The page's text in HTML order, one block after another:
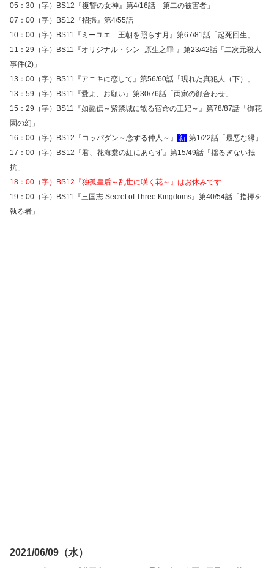
05：30（字）BS12『復讐の女神』第4/16話「第二の被害者」
07：00（字）BS12『招揺』第4/55話
10：00（字）BS11『ミーユエ 王朝を照らす月』第67/81話「起死回生」
11：29（字）BS11『オリジナル・シン -原生之罪-』第23/42話「二次元殺人
事件(2)」
13：00（字）BS11『アニキに恋して』第56/60話「現れた真犯人（下）」
13：59（字）BS11『愛よ、お願い』第30/76話「両家の顔合わせ」
15：29（字）BS11『如懿伝～紫禁城に散る宿命の王妃～』第78/87話「御花
園の幻」
16：00（字）BS12『コッパダン～恋する仲人～』
新 第1/22話「最悪な縁」
17：00（字）BS12『君、花海棠の紅にあらず』第15/49話「揺るぎない抵
抗」
18：00（字）BS12『独孤皇后～乱世に咲く花～』はお休みです
19：00（字）BS11『三国志 Secret of Three Kingdoms』第40/54話「指揮を
執る者」
2021/06/09（水）